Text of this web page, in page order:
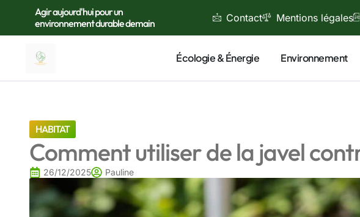
Agir aujourd'hui pour un
environnement durable demain
Contact Mentions légales
Écologie & Énergie Environnement
HABITAT
Comment utiliser de la javel
26/12/2025 Pauline